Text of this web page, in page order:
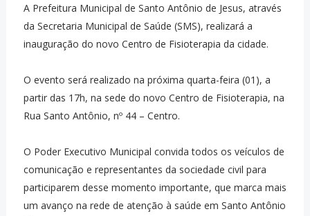
A Prefeitura Municipal de Santo Antônio de Jesus, através
da Secretaria Municipal de Saúde (SMS), realizará a
inauguração do novo Centro de Fisioterapia da cidade.
O evento será realizado na próxima quarta-feira (01), a
partir das 17h, na sede do novo Centro de Fisioterapia, na
Rua Santo Antônio, nº 44 – Centro.
O Poder Executivo Municipal convida todos os veículos de
comunicação e representantes da sociedade civil para
participarem desse momento importante, que marca mais
um avanço na rede de atenção à saúde em Santo Antônio